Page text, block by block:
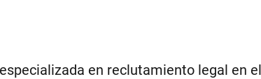
en reclutamiento legal en